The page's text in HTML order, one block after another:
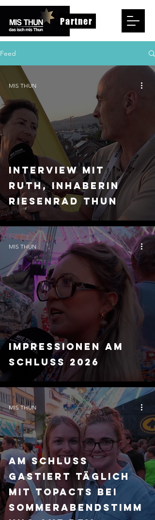
Partner
Feed
INTERVIEW MIT
RUTH, INHABERIN
RIESENRAD THUN
MIS THUN
IMPRESSIONEN AM
SCHLUSS 2026
MIS THUN
Am Schluss
gastiert täglich
mit TopActs bei
Sommerabendstimm
MIS THUN